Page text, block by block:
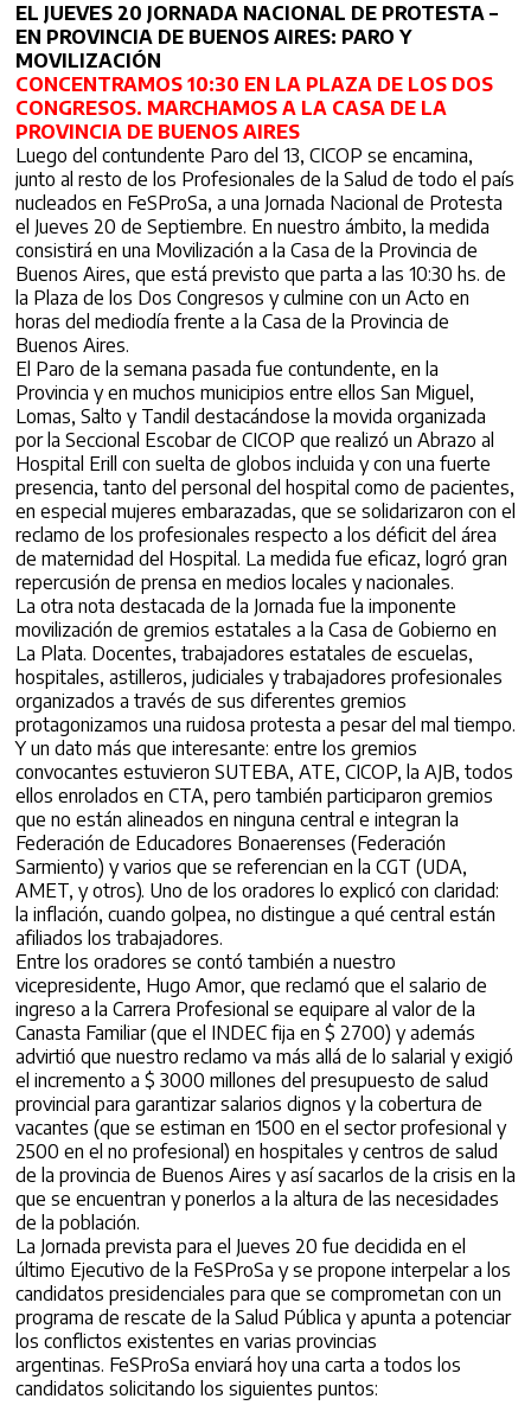
EL JUEVES 20 JORNADA NACIONAL DE PROTESTA –
EN PROVINCIA DE BUENOS AIRES: PARO Y
MOVILIZACIÓN
CONCENTRAMOS 10:30 EN LA PLAZA DE LOS DOS
CONGRESOS. MARCHAMOS A LA CASA DE LA
PROVINCIA DE BUENOS AIRES
Luego del contundente Paro del 13, CICOP se encamina,
junto al resto de los Profesionales de la Salud de todo el país
nucleados en FeSProSa, a una Jornada Nacional de Protesta
el Jueves 20 de Septiembre. En nuestro ámbito, la medida
consistirá en una Movilización a la Casa de la Provincia de
Buenos Aires, que está previsto que parta a las 10:30 hs. de
la Plaza de los Dos Congresos y culmine con un Acto en
horas del mediodía frente a la Casa de la Provincia de
Buenos Aires.
El Paro de la semana pasada fue contundente, en la
Provincia y en muchos municipios entre ellos San Miguel,
Lomas, Salto y Tandil destacándose la movida organizada
por la Seccional Escobar de CICOP que realizó un Abrazo al
Hospital Erill con suelta de globos incluida y con una fuerte
presencia, tanto del personal del hospital como de pacientes,
en especial mujeres embarazadas, que se solidarizaron con el
reclamo de los profesionales respecto a los déficit del área
de maternidad del Hospital. La medida fue eficaz, logró gran
repercusión de prensa en medios locales y nacionales.
La otra nota destacada de la Jornada fue la imponente
movilización de gremios estatales a la Casa de Gobierno en
La Plata. Docentes, trabajadores estatales de escuelas,
hospitales, astilleros, judiciales y trabajadores profesionales
organizados a través de sus diferentes gremios
protagonizamos una ruidosa protesta a pesar del mal tiempo.
Y un dato más que interesante: entre los gremios
convocantes estuvieron SUTEBA, ATE, CICOP, la AJB, todos
ellos enrolados en CTA, pero también participaron gremios
que no están alineados en ninguna central e integran la
Federación de Educadores Bonaerenses (Federación
Sarmiento) y varios que se referencian en la CGT (UDA,
AMET, y otros). Uno de los oradores lo explicó con claridad:
la inflación, cuando golpea, no distingue a qué central están
afiliados los trabajadores.
Entre los oradores se contó también a nuestro
vicepresidente, Hugo Amor, que reclamó que el salario de
ingreso a la Carrera Profesional se equipare al valor de la
Canasta Familiar (que el INDEC fija en $ 2700) y además
advirtió que nuestro reclamo va más allá de lo salarial y exigió
el incremento a $ 3000 millones del presupuesto de salud
provincial para garantizar salarios dignos y la cobertura de
vacantes (que se estiman en 1500 en el sector profesional y
2500 en el no profesional) en hospitales y centros de salud
de la provincia de Buenos Aires y así sacarlos de la crisis en la
que se encuentran y ponerlos a la altura de las necesidades
de la población.
La Jornada prevista para el Jueves 20 fue decidida en el
último Ejecutivo de la FeSProSa y se propone interpelar a los
candidatos presidenciales para que se comprometan con un
programa de rescate de la Salud Pública y apunta a potenciar
los conflictos existentes en varias provincias
argentinas. FeSProSa enviará hoy una carta a todos los
candidatos solicitando los siguientes puntos: